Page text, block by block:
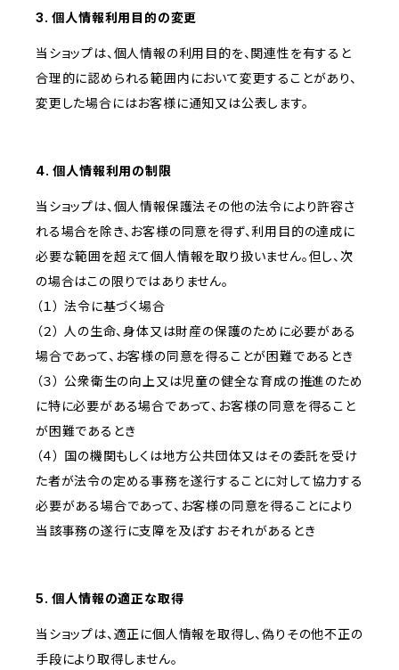
3. 個人情報利用目的の変更
当ショップは、個人情報の利用目的を、関連性を有すると
合理的に認められる範囲内において変更することがあり、
変更した場合にはお客様に通知又は公表します。
4. 個人情報利用の制限
当ショップは、個人情報保護法その他の法令により許容さ
れる場合を除き、お客様の同意を得ず、利用目的の達成に
必要な範囲を超えて個人情報を取り扱いません。但し、次
の場合はこの限りではありません。
（１） 法令に基づく場合
（２） 人の生命、身体又は財産の保護のために必要がある
場合であって、お客様の同意を得ることが困難であるとき
（３） 公衆衛生の向上又は児童の健全な育成の推進のため
に特に必要がある場合であって、お客様の同意を得ること
が困難であるとき
（４） 国の機関もしくは地方公共団体又はその委託を受け
た者が法令の定める事務を遂行することに対して協力する
必要がある場合であって、お客様の同意を得ることにより
当該事務の遂行に支障を及ぼすおそれがあるとき
5. 個人情報の適正な取得
当ショップは、適正に個人情報を取得し、偽りその他不正の
手段により取得しません。